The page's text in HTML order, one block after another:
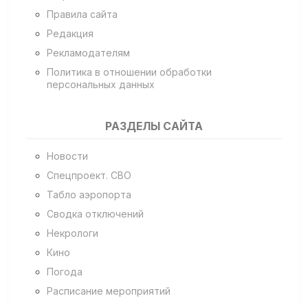
Правила сайта
Редакция
Рекламодателям
Политика в отношении обработки
персональных данных
РАЗДЕЛЫ САЙТА
Новости
Спецпроект. СВО
Табло аэропорта
Сводка отключений
Некрологи
Кино
Погода
Расписание мероприятий